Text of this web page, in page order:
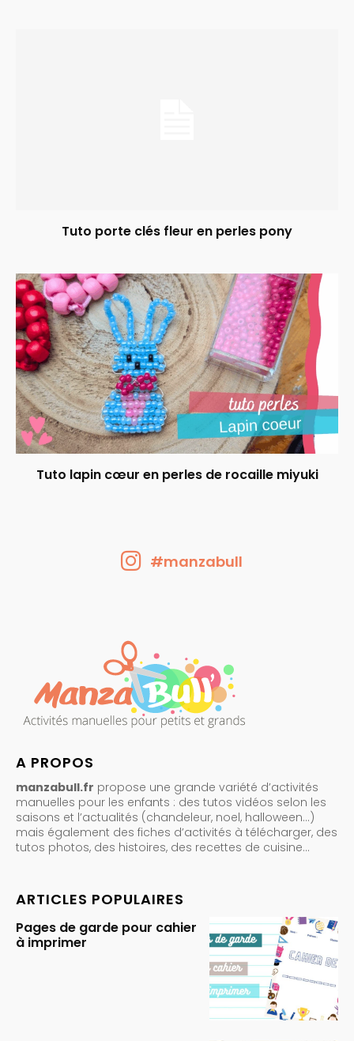
Tuto porte clés fleur en perles pony
Tuto lapin cœur en perles de rocaille miyuki
#manzabull
A PROPOS
manzabull.fr propose une grande variété d’activités
manuelles pour les enfants : des tutos vidéos selon les
saisons et l’actualités (chandeleur, noel, halloween…)
mais également des fiches d’activités à télécharger, des
tutos photos, des histoires, des recettes de cuisine…
ARTICLES POPULAIRES
Pages de garde pour cahier
à imprimer